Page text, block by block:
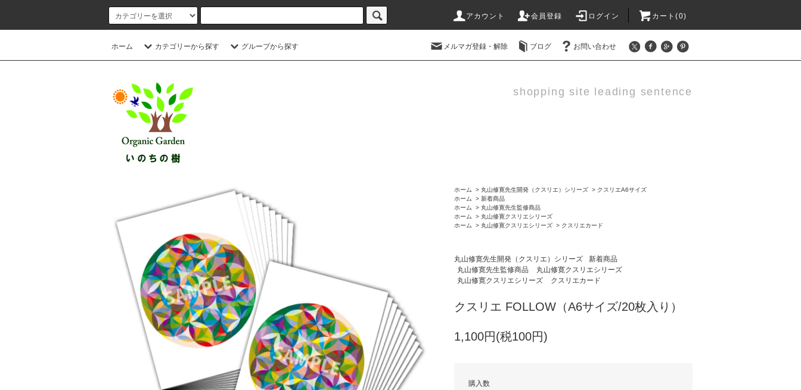
アカウント 会員登録 ログイン カート(0)
ホーム カテゴリーから探す グループから探す メルマガ登録・解除 ブログ お問い合わせ
shopping site leading sentence
ホーム > 丸山修寛先生開発（クスリエ）シリーズ > クスリエA6サイズ
ホーム
> 新着商品
ホーム
> 丸山修寛先生監修商品
ホーム
> 丸山修寛クスリエシリーズ
ホーム
> 丸山修寛クスリエシリーズ > クスリエカード
丸山修寛先生開発（クスリエ）シリーズ
新着商品
丸山修寛先生監修商品
丸山修寛クスリエシリーズ
丸山修寛クスリエシリーズ
クスリエカード
クスリエ FOLLOW（A6サイズ/20枚入り）
1,100円(税100円)
購入数